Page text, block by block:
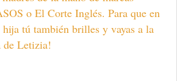
o El Corte Inglés. Para que en
tú también brilles y vayas a la
de Letizia!